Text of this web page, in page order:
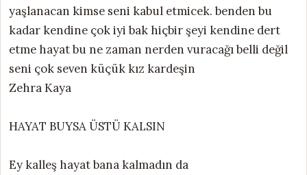
yaşlanacan kimse seni kabul etmicek. benden bu
kadar kendine çok iyi bak hiçbir şeyi kendine dert
etme hayat bu ne zaman nerden vuracağı belli değil
seni çok seven küçük kız kardeşin
Zehra Kaya
HAYAT BUYSA ÜSTÜ KALSIN
Ey kalleş hayat bana kalmadın da